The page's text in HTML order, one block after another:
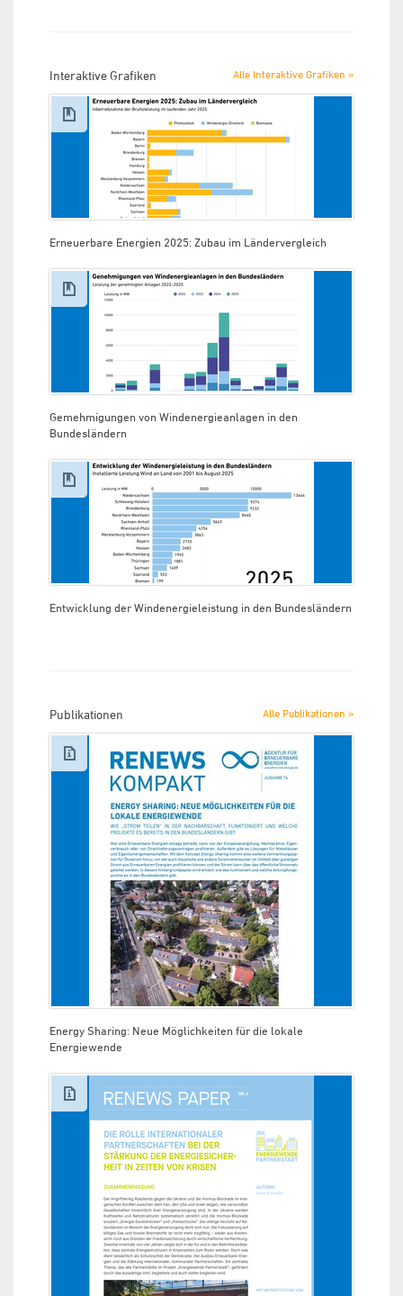
Interaktive Grafiken Alle Interaktive Grafiken »
Erneuerbare Energien 2025: Zubau im Ländervergleich
Gemehmigungen von Windenergieanlagen in den
Bundesländern
Entwicklung der Windenergieleistung in den Bundesländern
Publikationen Alle Publikationen »
Energy Sharing: Neue Möglichkeiten für die lokale
Energiewende